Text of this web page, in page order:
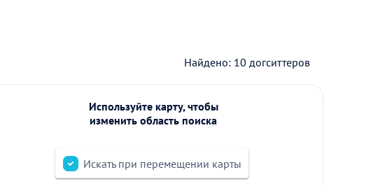
Найдено: 10 догситтеров
Используйте карту, чтобы
изменить область поиска
Искать при перемещении карты